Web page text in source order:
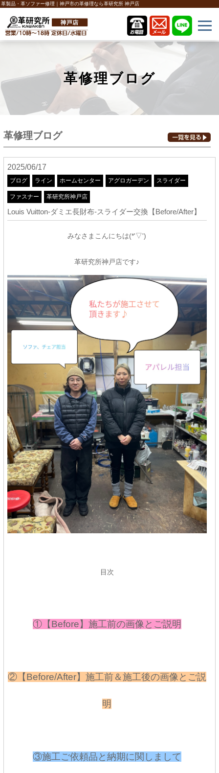
革製品・革ソファー修理｜神戸市の革修理なら革研究所 神戸店
革修理ブログ
革修理ブログ
2025/06/17
ブログ ライン ホームセンター アグロガーデン スライダー
ファスナー 革研究所神戸店
Louis Vuitton-ダミエ長財布-スライダー交換【Before/After】
みなさまこんにちは(*'▽')
革研究所神戸店です♪
目次
①【Before】施工前の画像とご説明
②【Before/After】施工前＆施工後の画像とご説
明
③施工ご依頼品と納期に関しまして